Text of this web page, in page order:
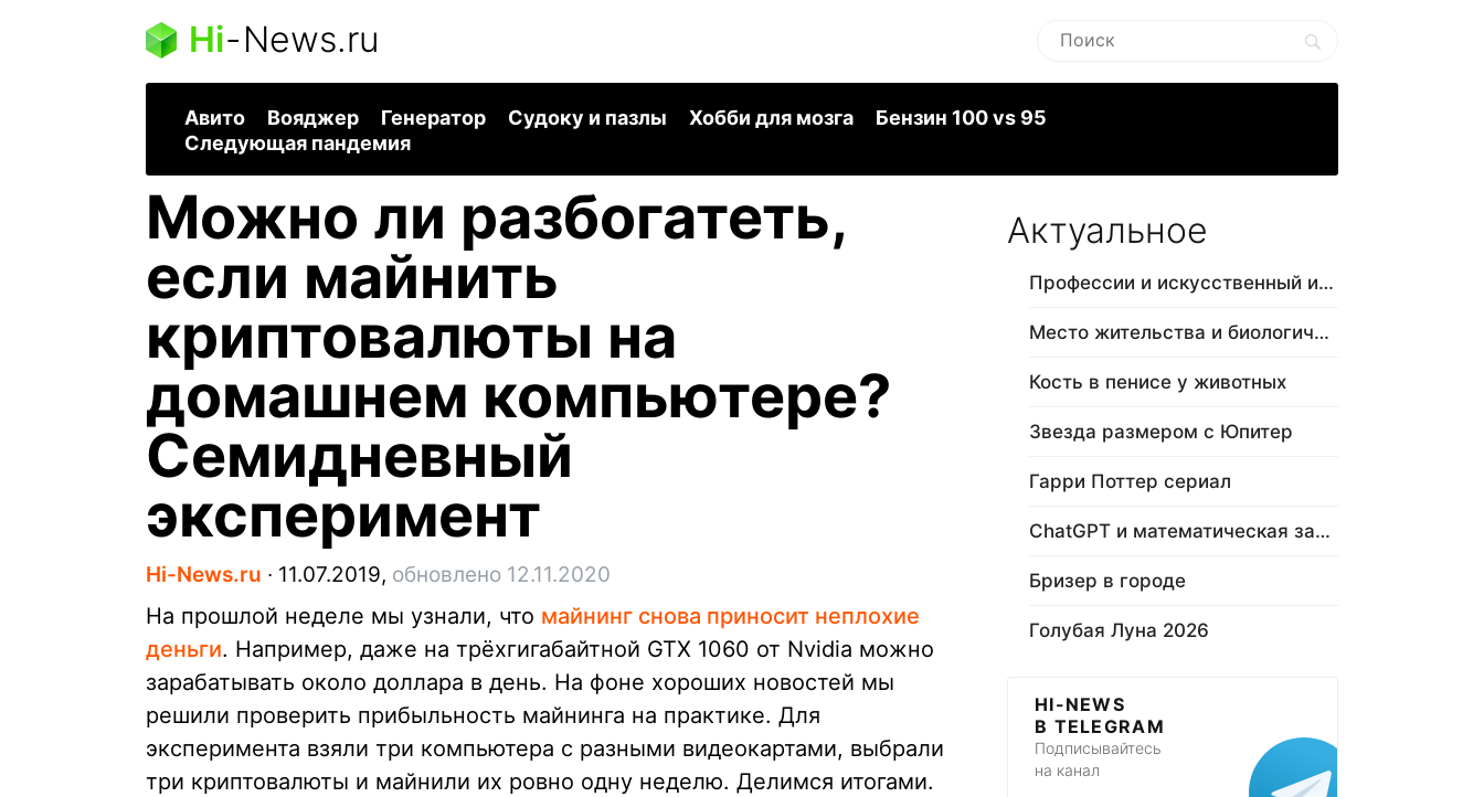
Hi-News.ru
Авито Вояджер Генератор Судоку и пазлы Хобби для мозга
Бензин 100 vs 95
Следующая пандемия
Можно ли разбогатеть,
если майнить
криптовалюты на
домашнем компьютере?
Семидневный
эксперимент
Hi-News.ru ∙ 11.07.2019, обновлено 12.11.2020
На прошлой неделе мы узнали, что майнинг снова приносит неплохие
деньги. Например, даже на трёхгигабайтной GTX 1060 от Nvidia можно
зарабатывать около доллара в день. На фоне хороших новостей мы
решили проверить прибыльность майнинга на практике. Для
эксперимента взяли три компьютера с разными видеокартами, выбрали
три криптовалюты и майнили их ровно одну неделю. Делимся итогами.
Актуальное
Профессии и искусственный интеллект
Место жительства и биологический в…
Кость в пенисе у животных
Звезда размером с Юпитер
Гарри Поттер сериал
ChatGPT и математическая задача
Бризер в городе
Голубая Луна 2026
HI-NEWS
В TELEGRAM
Подписывайтесь
на канал